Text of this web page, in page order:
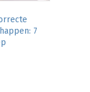
7